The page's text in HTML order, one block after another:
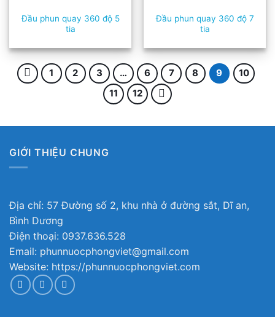
Đầu phun quay 360 độ 5
tia
Đầu phun quay 360 độ 7
tia
1 2 3 … 6 7 8 9
10
11
12
GIỚI THIỆU CHUNG
Địa chỉ: 57 Đường số 2, khu nhà ở đường sắt, Dĩ an,
Bình Dương
Điện thoại: 0937.636.528
Email: phunnuocphongviet@gmail.com
Website: https://phunnuocphongviet.com